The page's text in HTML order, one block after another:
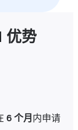
优势
6 个月 内申请